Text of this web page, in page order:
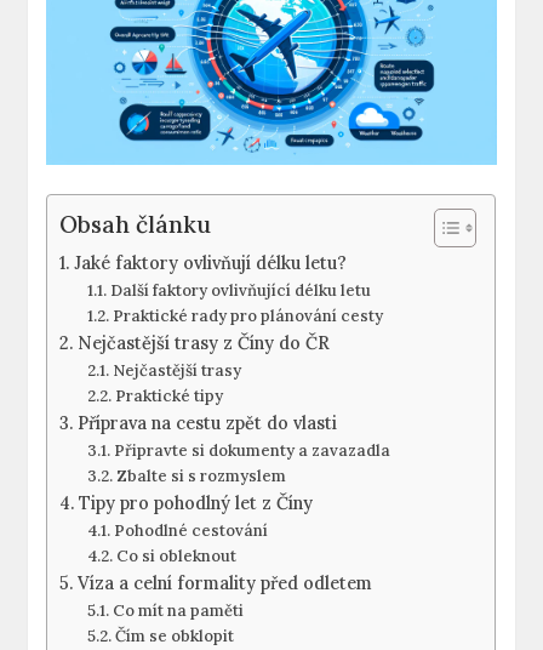
Obsah článku
Jaké faktory ovlivňují délku letu?
Další faktory ovlivňující délku ⁢letu
Praktické rady pro plánování cesty
Nejčastější trasy z Číny do ČR
Nejčastější trasy
Praktické tipy
Příprava na cestu zpět do⁤ vlasti
Připravte si dokumenty a zavazadla
Zbalte ⁤si s ‌rozmyslem
Tipy pro pohodlný let z Číny
Pohodlné cestování
Co si obleknout
Víza a celní⁢ formality před odletem
Co ⁢mít na paměti
Čím se obklopit